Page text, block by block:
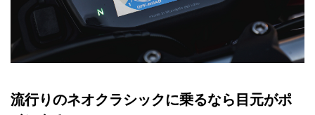
流行りのネオクラシックに乗るなら目元がポ